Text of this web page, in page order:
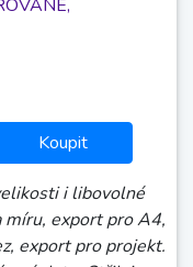
Koupit
i libovolné
míru, export pro A4,
export pro projekt.